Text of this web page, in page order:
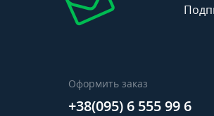
Оформить заказ
+38(095) 6 555 99 6